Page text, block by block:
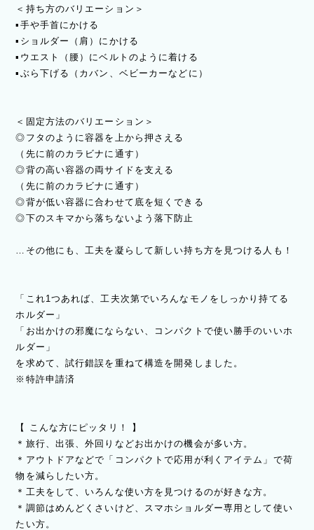
＜持ち方のバリエーション＞
▪️手や手首にかける
▪️ショルダー（肩）にかける
▪️ウエスト（腰）にベルトのように着ける
▪️ぶら下げる（カバン、ベビーカーなどに）
＜固定方法のバリエーション＞
◎フタのように容器を上から押さえる
（先に前のカラビナに通す）
◎背の高い容器の両サイドを支える
（先に前のカラビナに通す）
◎背が低い容器に合わせて底を短くできる
◎下のスキマから落ちないよう落下防止
…その他にも、工夫を凝らして新しい持ち方を見つける人も！
「これ1つあれば、工夫次第でいろんなモノをしっかり持てる
ホルダー」
「お出かけの邪魔にならない、コンパクトで使い勝手のいいホ
ルダー」
を求めて、試行錯誤を重ねて構造を開発しました。
※特許申請済
【 こんな方にピッタリ！ 】
＊旅行、出張、外回りなどお出かけの機会が多い方。
＊アウトドアなどで「コンパクトで応用が利くアイテム」で荷
物を減らしたい方。
＊工夫をして、いろんな使い方を見つけるのが好きな方。
＊調節はめんどくさいけど、スマホショルダー専用として使い
たい方。